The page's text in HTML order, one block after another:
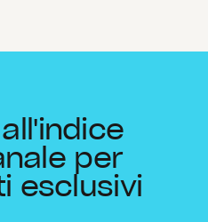
per
esclusivi